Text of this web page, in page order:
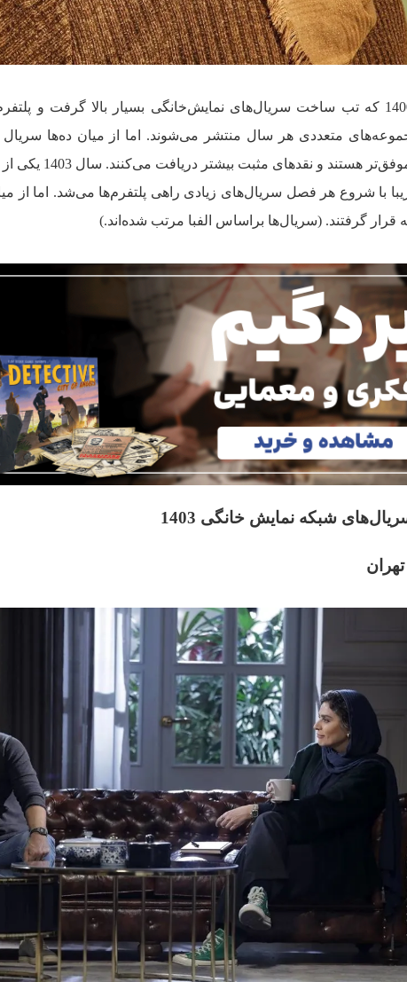
از سال 1400 که تب ساخت سریال‌های نمایش‌خانگی بسیار بالا گرفت و
متعددی هر سال منتشر می‌شوند. اما از میان ده‌ها سریال
مخاطب موفق‌تر
قرار گرفتند. (سریال‌ها براساس الفبا مرتب شده‌اند.)
شبکه نمایش خانگی 1403